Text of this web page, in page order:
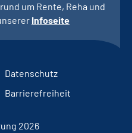
um Rente, Reha und
Infoseite
Datenschutz
Barrierefreiheit
2026